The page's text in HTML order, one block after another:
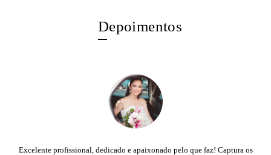
Depoimentos
Excelente profissional, dedicado e apaixonado pelo que faz! Captura os